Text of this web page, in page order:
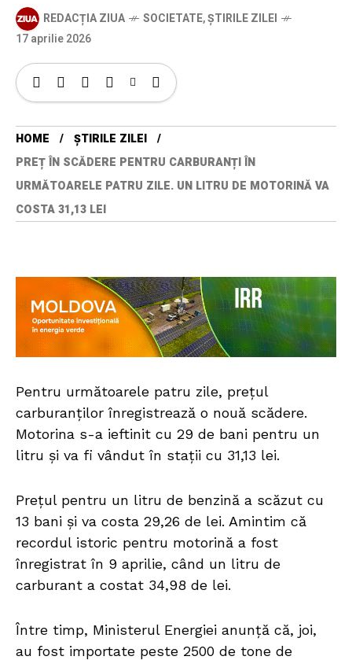
REDACȚIA ZIUA SOCIETATE,ȘTIRILE ZILEI
17 aprilie 2026
HOME
ȘTIRILE ZILEI
PREȚ ÎN SCĂDERE PENTRU CARBURANȚI ÎN
URMĂTOARELE PATRU ZILE. UN LITRU DE MOTORINĂ VA
COSTA 31,13 LEI
Pentru următoarele patru zile, prețul
carburanților înregistrează o nouă scădere.
Motorina s-a ieftinit cu 29 de bani pentru un
litru și va fi vândut în stații cu 31,13 lei.
Prețul pentru un litru de benzină a scăzut cu
13 bani și va costa 29,26 de lei. Amintim că
recordul istoric pentru motorină a fost
înregistrat în 9 aprilie, când un litru de
carburant a costat 34,98 de lei.
Între timp, Ministerul Energiei anunță că, joi,
au fost importate peste 2500 de tone de